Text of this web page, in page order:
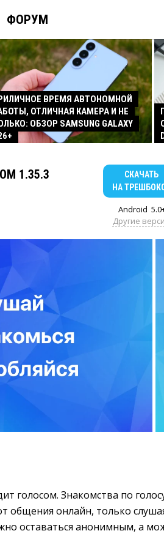
ФОРУМ
ВРЕМЯ АВТОНОМНОЙ
ОТЛИЧНАЯ КАМЕРА И НЕ
ОБЗОР SAMSUNG GALAXY
1.35.3
СКАЧАТЬ
НА
Android
Другие
голосом. Знакомства по
общения онлайн, только
оставаться анонимным, а